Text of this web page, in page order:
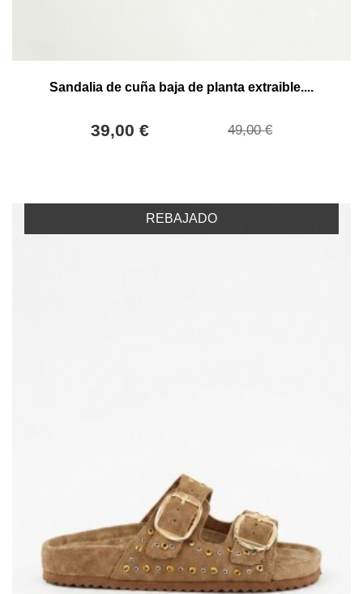
Sandalia de cuña baja de planta extraible....
39,00 € 49,00 €
REBAJADO